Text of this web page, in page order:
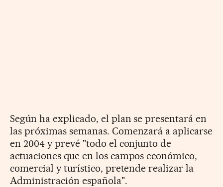
Según ha explicado, el plan se presentará en
las próximas semanas. Comenzará a aplicarse
en 2004 y prevé "todo el conjunto de
actuaciones que en los campos económico,
comercial y turístico, pretende realizar la
Administración española".